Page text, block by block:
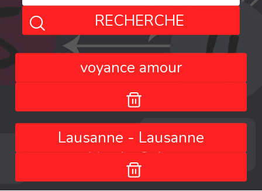
RECHERCHE
voyance amour
Lausanne - Lausanne
- Vaud - Suisse